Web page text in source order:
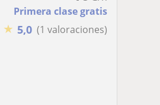
Primera clase gratis
★ 5,0 (1 valoraciones)